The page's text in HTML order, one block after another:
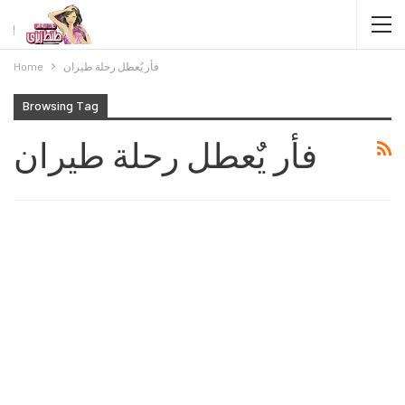
Home فأر يٌعطل رحلة طيران
Browsing Tag
فأر يٌعطل رحلة طيران